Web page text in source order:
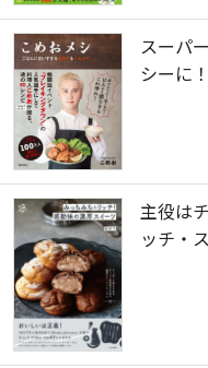
スーパ
シーに
主役は
ッチ・